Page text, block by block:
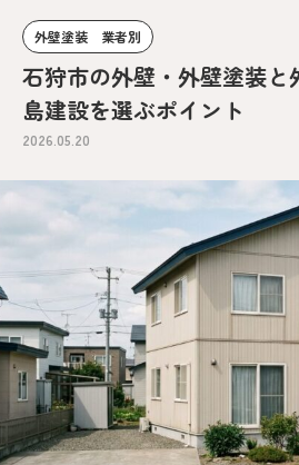
外壁塗装 業者別
石狩市の外壁・外壁塗装と
島建設を選ぶポイント
2026.05.20